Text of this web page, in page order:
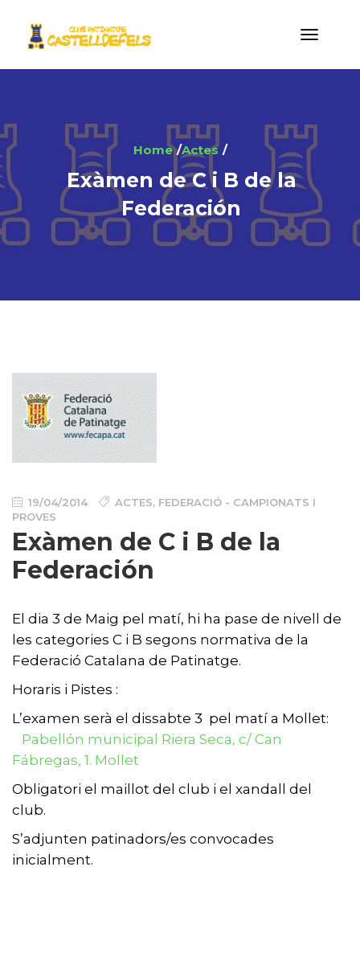
Home Actes
Exàmen de C i B de la
Federación
19/04/2014 ACTES, FEDERACIÓ - CAMPIONATS I
PROVES
Exàmen de C i B de la
Federación
El dia 3 de Maig pel matí, hi ha pase de nivell de
les categories C i B segons normativa de la
Federació Catalana de Patinatge.
Horaris i Pistes :
L’examen serà el dissabte 3 pel matí a Mollet:
Pabellón municipal Riera Seca, c/ Can
Fábregas, 1. Mollet
Obligatori el maillot del club i el xandall del
club.
S’adjunten patinadors/es convocades
inicialment.